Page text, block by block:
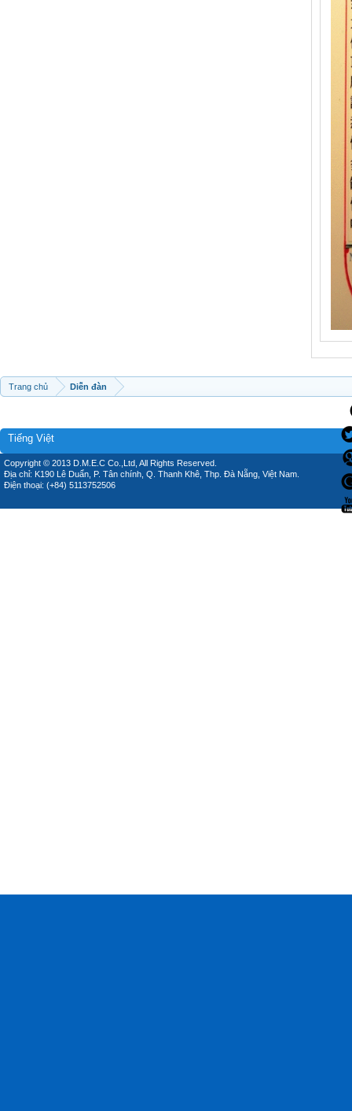
Trang chủ Diễn đàn
Tiếng Việt
Copyright © 2013 D.M.E.C Co.,Ltd, All Rights Reserved.
Địa chỉ: K190 Lê Duẩn, P. Tân chính, Q. Thanh Khê, Thp. Đà Nẵng, Việt Nam.
Điện thoại: (+84) 5113752506